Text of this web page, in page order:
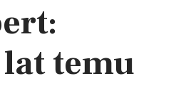
lat temu